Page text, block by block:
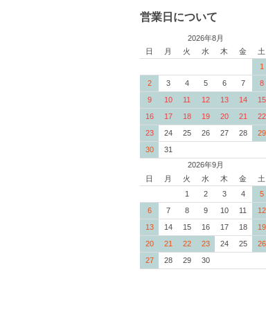
営業日について
2026年8月
日
月 火 水 木 金
土
1
2
3 4 5 6 7
8
9
10 11 12 13 14
15
16
17 18 19 20 21
22
23
24 25 26 27 28
29
30
31
2026年9月
日
月 火 水 木 金
土
1
2 3 4
5
6
7 8 9 10 11
12
13
14 15 16 17 18
19
20
21 22 23 24 25
26
27
28 29 30